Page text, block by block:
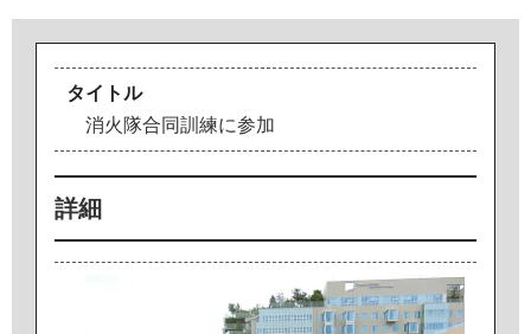
タイトル
消火 隊合同訓 練に参加
詳細